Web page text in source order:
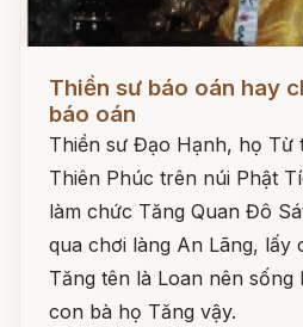
Đọc ngay
Thiền sư báo oán hay
báo oán
Thiền sư Đạo Hạnh, họ Từ
Thiên Phúc trên núi Phật
làm chức Tăng Quan Đô
qua chơi làng An Lãng, lấy
Tăng tên là Loan nên
con bà họ Tăng vậy.